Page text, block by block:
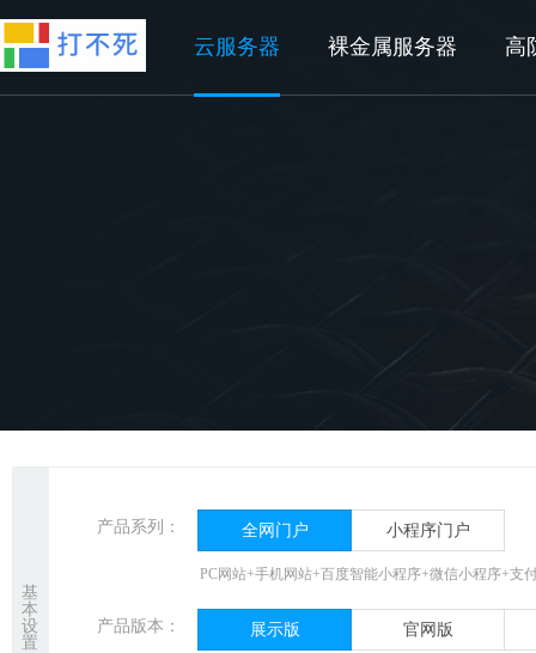
云服务器 裸金属服务器 高
基
本
设
置
产品系列： 全网门户 小程序门户
PC网站+手机网站+百度智能小程序+微信小程序+支
产品版本： 展示版 官网版